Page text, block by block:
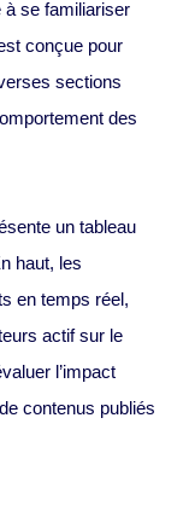
à se familiariser
conçue pour
sections
des
un tableau
haut, les
en temps réel,
actif sur le
l’impact
contenus publiés